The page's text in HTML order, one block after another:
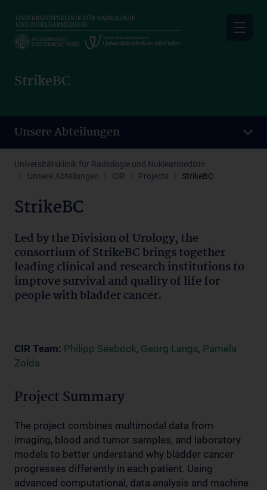
main
content
StrikeBC
Unsere Abteilungen
Universitätsklinik für Radiologie und Nuklearmedizin
Unsere Abteilungen
CIR Projects StrikeBC
StrikeBC
Led by the Division of Urology, the
consortium of StrikeBC brings together
leading clinical and research institutions to
improve survival and quality of life for
people with bladder cancer.
CIR Team: Philipp Seeböck, Georg Langs, Pamela
Zolda
Project Summary
The project combines multimodal data from
imaging, blood and tumor samples, and laboratory
models to better understand why bladder cancer
progresses differently in each patient. Using
advanced computational, data analysis and machine